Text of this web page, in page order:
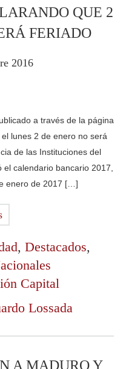
QUE 2
FERIADO
2016
a través de la página
lunes 2 de enero no será
de las Instituciones del
calendario bancario 2017,
enero de 2017 […]
, Destacados,
Capital
Lossada
A MADURO Y